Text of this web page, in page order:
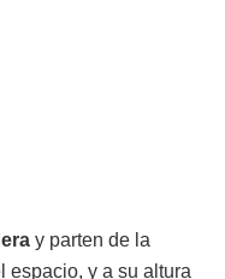
y parten de la
espacio, y a su altura